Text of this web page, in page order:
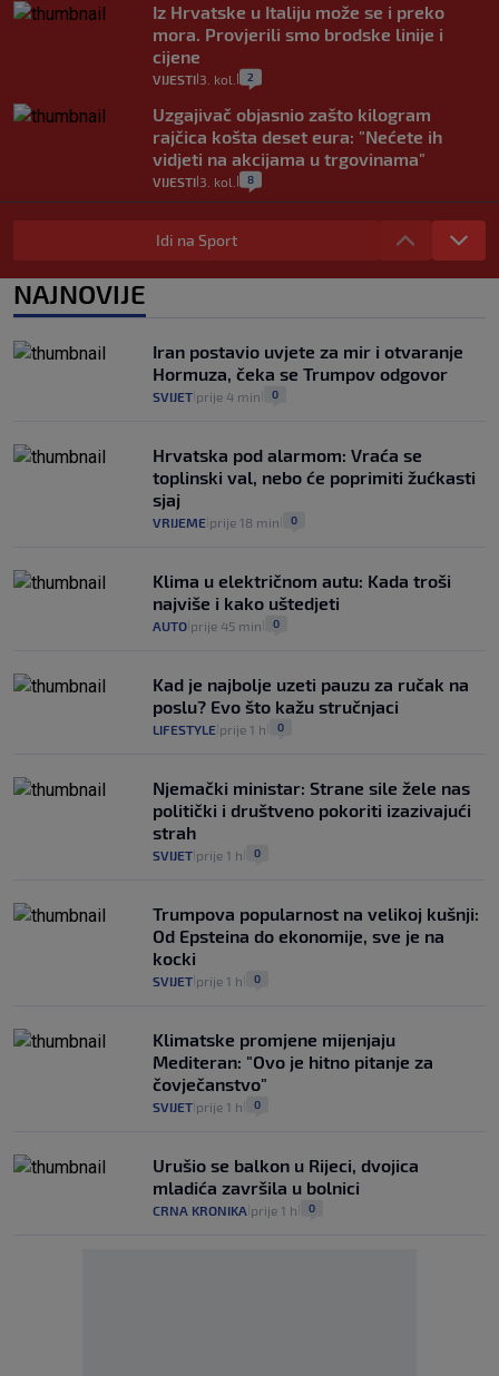
Iz Hrvatske u Italiju može se i preko
mora. Provjerili smo brodske linije i
cijene
VIJESTI 3. kol. 2
Uzgajivač objasnio zašto kilogram
rajčica košta deset eura: "Nećete ih
vidjeti na akcijama u trgovinama"
VIJESTI 3. kol. 8
Selidba je jedno od stresnijih iskustava.
Evo aktualnih cijena i nekoliko savjeta
0
automobilom na Hvar iz Zagreba, a
koliko iz Osijeka
2. kol. 14
Idi na Sport
NAJNOVIJE
Iran postavio uvjete za mir i otvaranje
Hormuza, čeka se Trumpov odgovor
SVIJET prije 4 min 0
Hrvatska pod alarmom: Vraća se
toplinski val, nebo će poprimiti žućkasti
sjaj
VRIJEME prije 18 min 0
Klima u električnom autu: Kada troši
najviše i kako uštedjeti
AUTO prije 45 min 0
Kad je najbolje uzeti pauzu za ručak na
poslu? Evo što kažu stručnjaci
LIFESTYLE prije 1 h 0
Njemački ministar: Strane sile žele nas
politički i društveno pokoriti izazivajući
strah
SVIJET prije 1 h 0
Trumpova popularnost na velikoj kušnji:
Od Epsteina do ekonomije, sve je na
kocki
SVIJET prije 1 h 0
Klimatske promjene mijenjaju
Mediteran: "Ovo je hitno pitanje za
čovječanstvo"
SVIJET prije 1 h 0
Urušio se balkon u Rijeci, dvojica
mladića završila u bolnici
CRNA KRONIKA prije 1 h 0